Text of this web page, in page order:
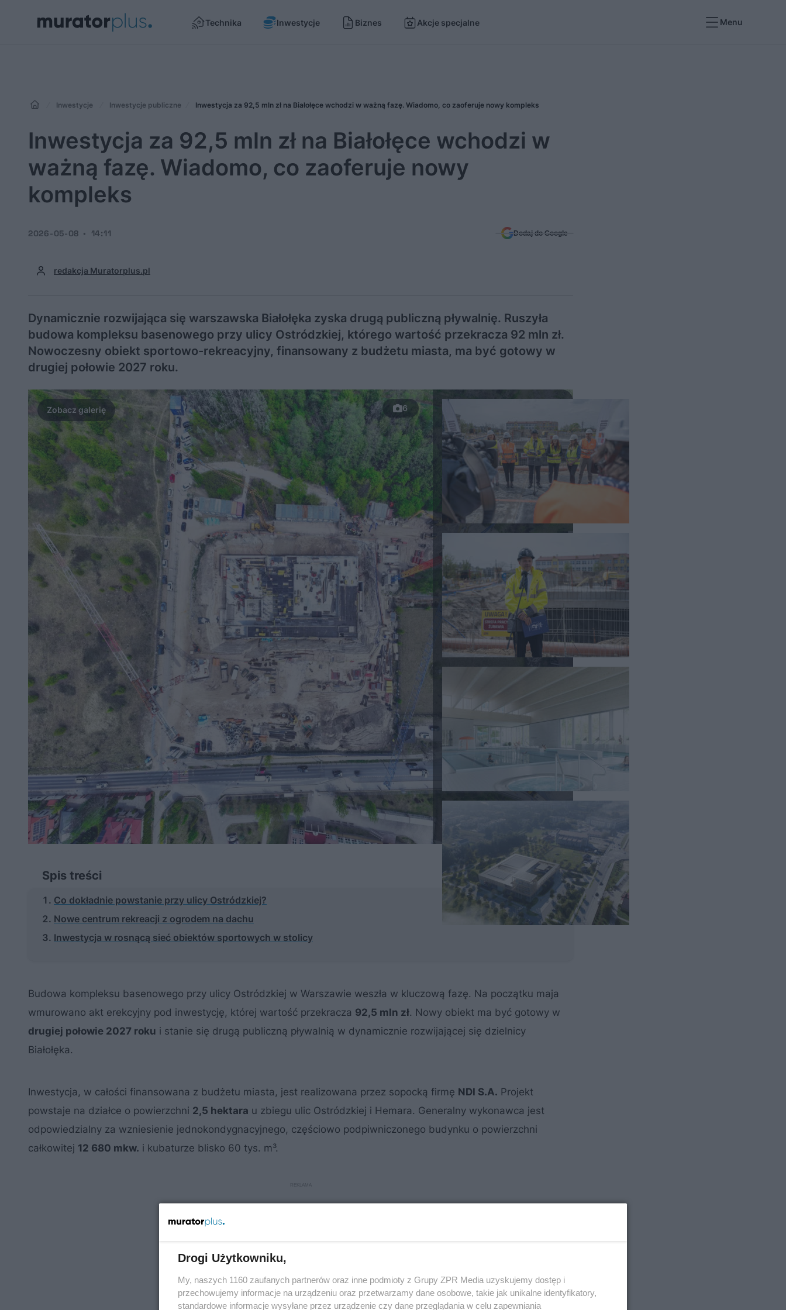
Technika Inwestycje Biznes Akcje specjalne Menu
Inwestycje Inwestycje publiczne Inwestycja za 92,5 mln zł na Białołęce wchodzi w ważną fazę. Wiadomo, co zaoferuje nowy kompleks
Inwestycja za 92,5 mln zł na Białołęce wchodzi w
ważną fazę. Wiadomo, co zaoferuje nowy
kompleks
redakcja Muratorplus.pl
2026-05-08 14:11 Dodaj do Google
Dynamicznie rozwijająca się warszawska Białołęka zyska drugą publiczną pływalnię. Ruszyła
budowa kompleksu basenowego przy ulicy Ostródzkiej, którego wartość przekracza 92 mln zł.
Nowoczesny obiekt sportowo-rekreacyjny, finansowany z budżetu miasta, ma być gotowy w
drugiej połowie 2027 roku.
6
Spis treści
Co dokładnie powstanie przy ulicy Ostródzkiej?
Nowe centrum rekreacji z ogrodem na dachu
Inwestycja w rosnącą sieć obiektów sportowych w stolicy
Budowa kompleksu basenowego przy ulicy Ostródzkiej w Warszawie weszła w kluczową fazę. Na początku maja
wmurowano akt erekcyjny pod inwestycję, której wartość przekracza 92,5 mln zł. Nowy obiekt ma być gotowy w
drugiej połowie 2027 roku i stanie się drugą publiczną pływalnią w dynamicznie rozwijającej się dzielnicy
Białołęka.
Inwestycja, w całości finansowana z budżetu miasta, jest realizowana przez sopocką firmę NDI S.A. Projekt
powstaje na działce o powierzchni 2,5 hektara u zbiegu ulic Ostródzkiej i Hemara. Generalny wykonawca jest
odpowiedzialny za wzniesienie jednokondygnacyjnego, częściowo podpiwniczonego budynku o powierzchni
całkowitej 12 680 mkw. i kubaturze blisko 60 tys. m³.
Drogi Użytkowniku,
My, naszych 1160 zaufanych partnerów oraz inne podmioty z Grupy ZPR Media uzyskujemy dostęp i
przechowujemy informacje na urządzeniu oraz przetwarzamy dane osobowe, takie jak unikalne identyfikatory,
standardowe informacje wysyłane przez urządzenie czy dane przeglądania w celu zapewniania